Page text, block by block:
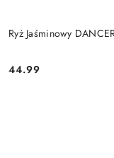
Ryż Jaśminowy
Cena:
44.99